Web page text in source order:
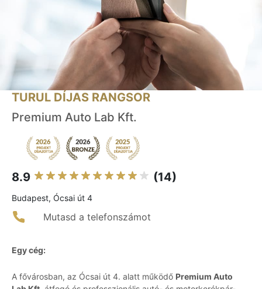
TURUL DÍJAS RANGSOR
Premium Auto Lab Kft.
8.9 (14)
Budapest, Ócsai út 4
Mutasd a telefonszámot
Egy cég:
A fővárosban, az Ócsai út 4. alatt működő Premium Auto